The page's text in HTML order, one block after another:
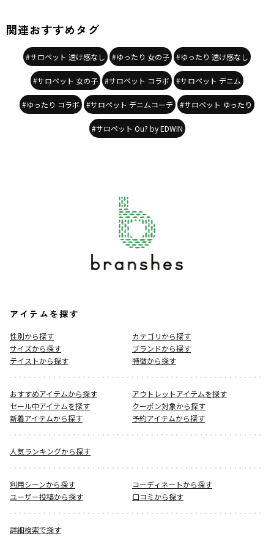
性別タイプ
／GIRL
対象イベント
／ファイナルセール
商品番号
／17-6234-015
関連おすすめタグ
#サロペット 透け感なし #ゆったり 女の子 #ゆったり 透け感なし
#サロペット 女の子 #サロペット コラボ #サロペット デニム
#ゆったり コラボ #サロペット デニムコーデ #サロペット ゆったり
#サロペット Ou? by EDWIN
アイテムを探す
性別から探す
カテゴリから探す
サイズから探す
ブランドから探す
テイストから探す
特徴から探す
おすすめアイテムから探す
アウトレットアイテムを探す
セール中アイテムを探す
クーポン対象から探す
新着アイテムから探す
予約アイテムから探す
人気ランキングから探す
利用シーンから探す
コーディネートから探す
ユーザー投稿から探す
口コミから探す
詳細検索で探す